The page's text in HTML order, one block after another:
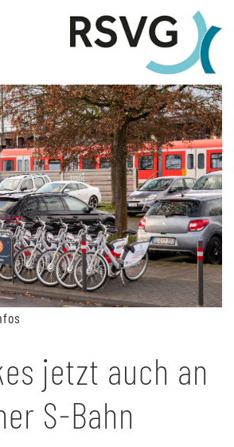
jetzt auch an
S-Bahn